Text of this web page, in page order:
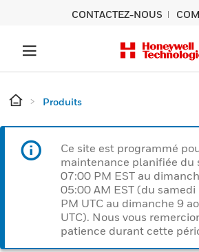
CONTACTEZ-NOUS
Produits
Ce site est programmé
maintenance planifiée du
07:00 PM EST au
05:00 AM EST (du
PM UTC au dimanche 9
UTC). Nous vous
patience durant cette